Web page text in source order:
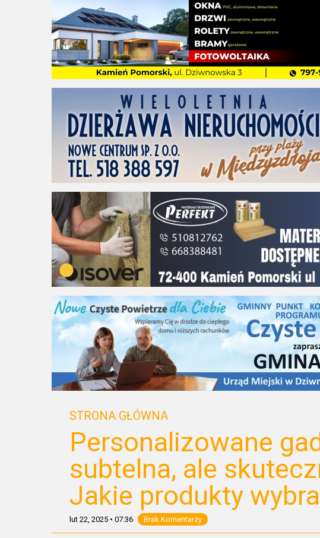
STRONA GŁÓWNA
Personalizowane
subtelna, ale
Jakie produkty
lut 22, 2025 • 07:36 Brak Komentarzy